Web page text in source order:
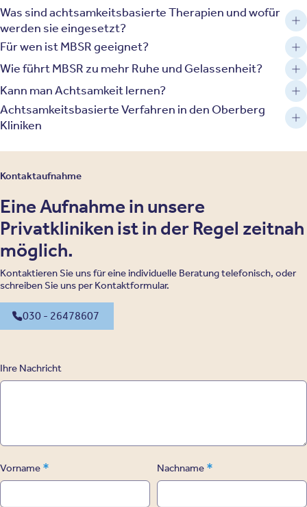
Was sind achtsamkeitsbasierte Therapien und wofür
werden sie eingesetzt?
Für wen ist MBSR geeignet?
Wie führt MBSR zu mehr Ruhe und Gelassenheit?
Kann man Achtsamkeit lernen?
Achtsamkeitsbasierte Verfahren in den Oberberg
Kliniken
Kontaktaufnahme
Eine Aufnahme in unsere
Privatkliniken ist in der Regel zeitnah
möglich.
Kontaktieren Sie uns für eine individuelle Beratung telefonisch, oder
schreiben Sie uns per Kontaktformular.
030 - 26478607
Ihre Nachricht
Vorname * Nachname *